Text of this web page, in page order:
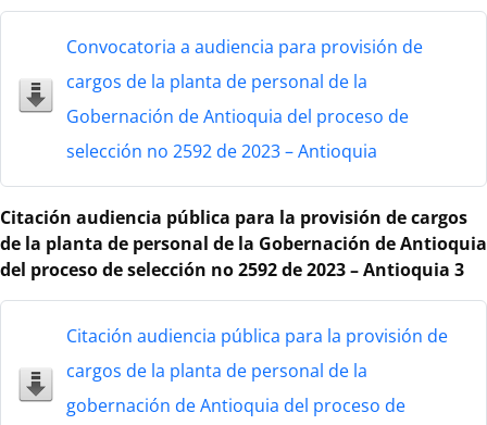
Convocatoria a audiencia para provisión de
cargos de la planta de personal de la
Gobernación de Antioquia del proceso de
selección no 2592 de 2023 – Antioquia
Citación audiencia pública para la provisión de cargos
de la planta de personal de la Gobernación de Antioquia
del proceso de selección no 2592 de 2023 – Antioquia 3
Citación audiencia pública para la provisión de
cargos de la planta de personal de la
gobernación de Antioquia del proceso de